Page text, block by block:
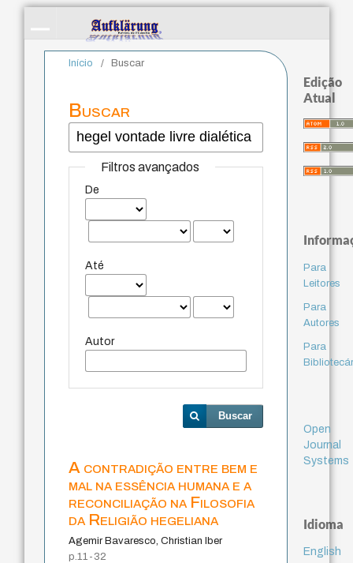
Início / Buscar
Buscar
Filtros avançados
De
Até
Autor
Buscar
A contradição entre bem e
mal na essência humana e a
reconciliação na Filosofia
da Religião hegeliana
Agemir Bavaresco, Christian Iber
p.11-32
Edição
Atual
Para
Leitores
Para
Autores
Para
Open
Journal
Systems
Idioma
English